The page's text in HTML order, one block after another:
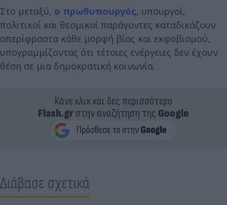
Στο μεταξύ, ο πρωθυπουργός, υπουργοί,
πολιτικοί και θεσμικοί παράγοντες καταδικάζουν
απερίφραστα κάθε μορφή βίας και εκφοβισμού,
υπογραμμίζοντας ότι τέτοιες ενέργειες δεν έχουν
θέση σε μια δημοκρατική κοινωνία.
Κάνε κλικ και δες περισσότερο
Flash.grστην αναζήτηση της Google
Διάβασε σχετικά